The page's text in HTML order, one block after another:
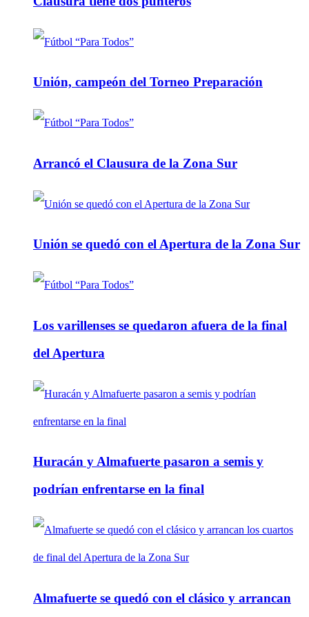
Unión, campeón del Torneo Preparación
Arrancó el Clausura de la Zona Sur
Unión se quedó con el Apertura de la Zona Sur
Los varillenses se quedaron afuera de la final
del Apertura
Huracán y Almafuerte pasaron a semis y
podrían enfrentarse en la final
Almafuerte se quedó con el clásico y arrancan